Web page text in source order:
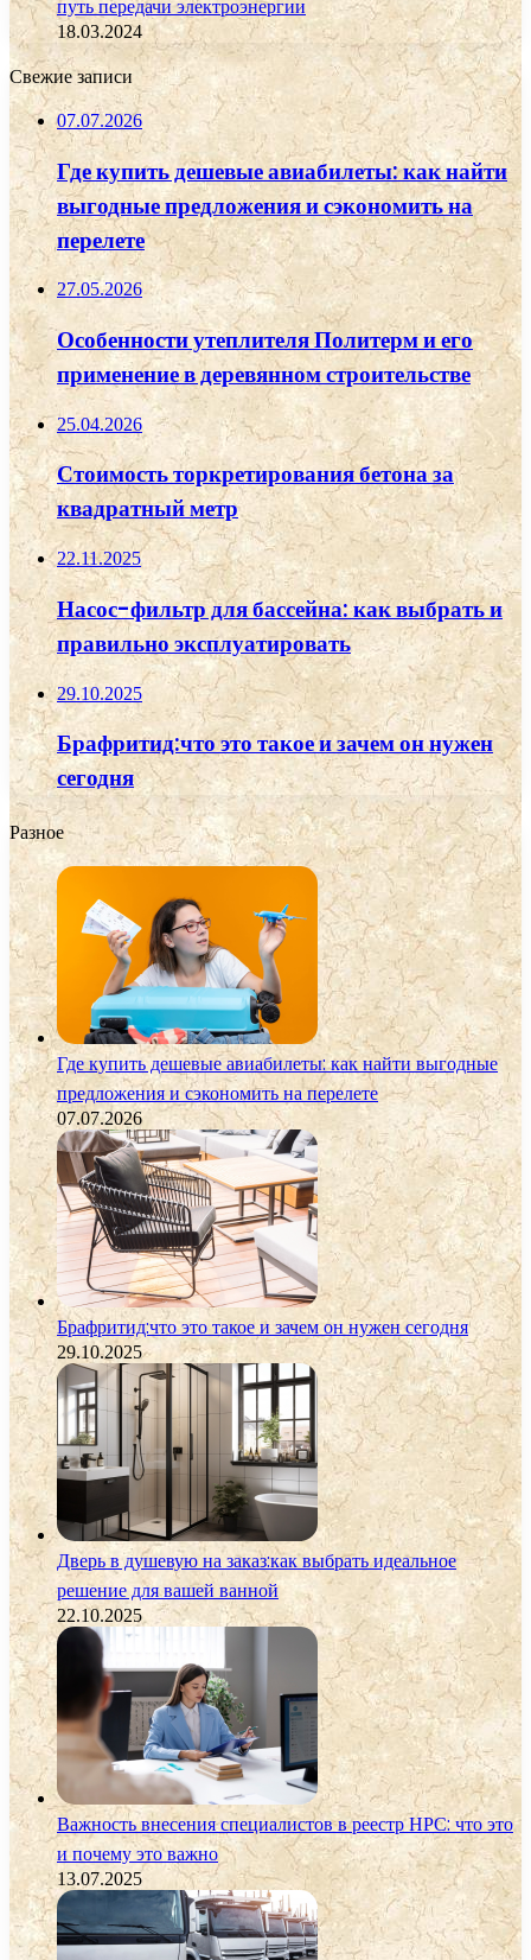
путь передачи электроэнергии
18.03.2024
Свежие записи
07.07.2026
Где купить дешевые авиабилеты: как найти
выгодные предложения и сэкономить на
перелете
27.05.2026
Особенности утеплителя Политерм и его
применение в деревянном строительстве
25.04.2026
Стоимость торкретирования бетона за
квадратный метр
22.11.2025
Насос-фильтр для бассейна: как выбрать и
правильно эксплуатировать
29.10.2025
Брафритид:что это такое и зачем он нужен
сегодня
Разное
Где купить дешевые авиабилеты: как найти выгодные
предложения и сэкономить на перелете
07.07.2026
Брафритид:что это такое и зачем он нужен сегодня
29.10.2025
Дверь в душевую на заказ:как выбрать идеальное
решение для вашей ванной
22.10.2025
Важность внесения специалистов в реестр НРС: что это
и почему это важно
13.07.2025